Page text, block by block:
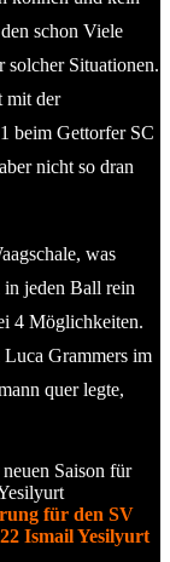
schon Viele
solcher Situationen.
mit der
beim Gettorfer SC
nicht so dran
was
jeden Ball rein
4 Möglichkeiten.
Grammers im
quer legte,
für den SV
Ismail Yesilyurt